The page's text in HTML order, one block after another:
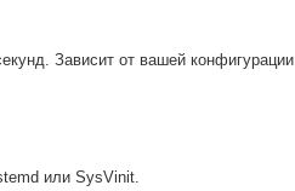
Зависит от вашей конфигурации.
или SysVinit.